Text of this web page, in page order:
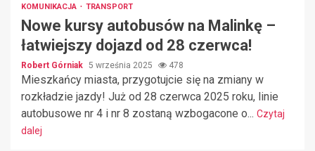
KOMUNIKACJA TRANSPORT
Nowe kursy autobusów na Malinkę –
łatwiejszy dojazd od 28 czerwca!
Robert Górniak 5 września 2025 478
Mieszkańcy miasta, przygotujcie się na zmiany w
rozkładzie jazdy! Już od 28 czerwca 2025 roku, linie
autobusowe nr 4 i nr 8 zostaną wzbogacone o... Czytaj
dalej